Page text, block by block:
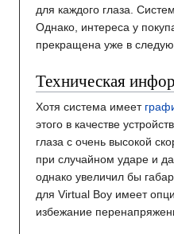
для каждого глаза.
Однако, интереса у
прекращена уже в
Техническая
Хотя система имеет
этого в качестве
глаза с очень высокой
при случайном ударе и
однако увеличил бы
для Virtual Boy имеет
избежание